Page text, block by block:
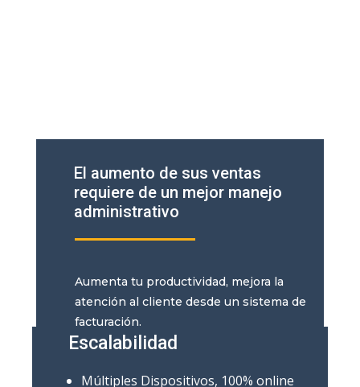
El aumento de sus ventas
requiere de un mejor manejo
administrativo
Aumenta tu productividad, mejora la
atención al cliente desde un sistema de
facturación.
Escalabilidad
Múltiples Dispositivos, 100% online